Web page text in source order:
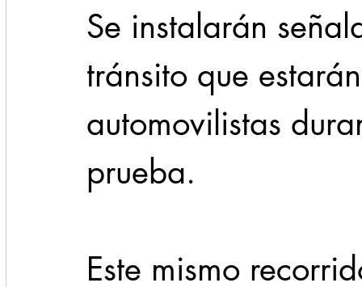
Se instalarán
tránsito que
automovilistas
prueba.
Este mismo